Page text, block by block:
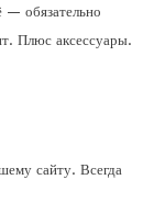
— обязательно
Плюс аксессуары.
сайту. Всегда